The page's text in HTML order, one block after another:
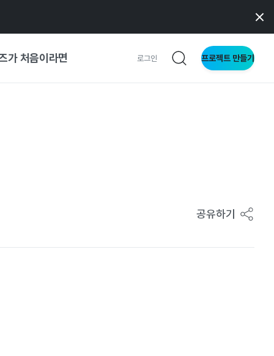
가 처음이라면 로그인 프로젝트 만들기
공유하기